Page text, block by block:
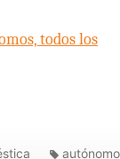
todos los